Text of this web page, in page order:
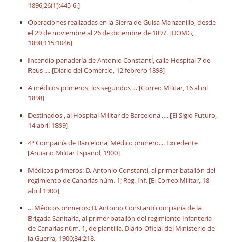
1896;26(1):445-6.]
Operaciones realizadas en la Sierra de Guisa Manzanillo, desde
el 29 de noviembre al 26 de diciembre de 1897. [DOMG,
1898;115:1046]
Incendio panadería de Antonio Constantí, calle Hospital 7 de
Reus .... [Diario del Comercio, 12 febrero 1898]
A médicos primeros, los segundos … [Correo Militar, 16 abril
1898]
Destinados , al Hospital Militar de Barcelona …. [El Siglo Futuro,
14 abril 1899]
4ª Compañía de Barcelona, Médico primero.... Excedente
[Anuario Militar Español, 1900]
Médicos primeros: D. Antonio Constantí, al primer batallón del
regimiento de Canarias núm. 1; Reg. Inf. [El Correo Militar, 18
abril 1900]
... Médicos primeros: D. Antonio Constantí compañía de la
Brigada Sanitaria, al primer batallón del regimiento Infantería
de Canarias núm. 1, de plantilla. Diario Oficial del Ministerio de
la Guerra, 1900;84:218.